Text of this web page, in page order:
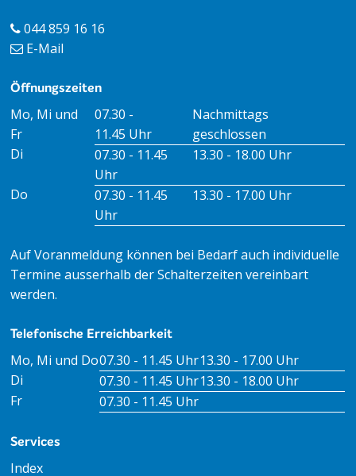
044 859 16 16
E-Mail
Öffnungszeiten
Öffnungszeiten Vormittag Öffnungszeiten
Mo, Mi und
Fr
07.30 -
11.45 Uhr
Nachmittags
geschlossen
Di
07.30 - 11.45
Uhr
13.30 - 18.00 Uhr
Do
07.30 - 11.45
Uhr
13.30 - 17.00 Uhr
Auf Voranmeldung können bei Bedarf auch individuelle
Termine ausserhalb der Schalterzeiten vereinbart
werden.
Telefonische Erreichbarkeit
Tag Öffnungszeiten VormittagÖffnungszeiten
Mo, Mi und Do07.30 - 11.45 Uhr13.30 - 17.00 Uhr
Di
07.30 - 11.45 Uhr13.30 - 18.00 Uhr
Fr
07.30 - 11.45 Uhr
Services
Index